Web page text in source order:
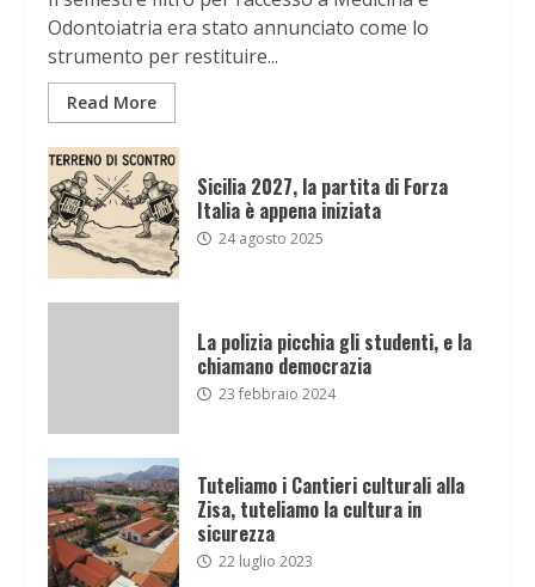
Odontoiatria era stato annunciato come lo
strumento per restituire...
Read More
Sicilia 2027, la partita di Forza
Italia è appena iniziata
24 agosto 2025
La polizia picchia gli studenti, e la
chiamano democrazia
23 febbraio 2024
Tuteliamo i Cantieri culturali alla
Zisa, tuteliamo la cultura in
sicurezza
22 luglio 2023